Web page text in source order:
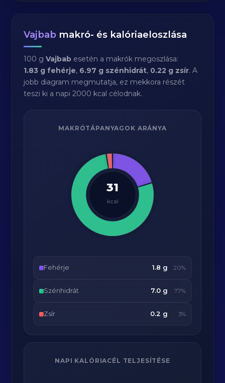
Vajbab makró- és kalóriaeloszlása
100 gVajbab esetén a makrók megoszlása:
1.83 g fehérje, 6.97 g szénhidrát, 0.22 g zsír. A
jobb diagram megmutatja, ez mekkora részét
teszi ki a napi 2000 kcal célodnak.
MAKRÓTÁPANYAGOK ARÁNYA
31
kcal
Fehérje 1.8 g 20%
Szénhidrát 7.0 g 77%
Zsír 0.2 g 3%
NAPI KALÓRIACÉL TELJESÍTÉSE